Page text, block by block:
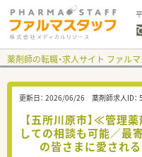
薬剤師の転職・求人サイト ファル
更新日： 2026/06/26 薬剤師求人ID：
【五所川原市】≪管理
しての相談も可能／最
の皆さまに愛され